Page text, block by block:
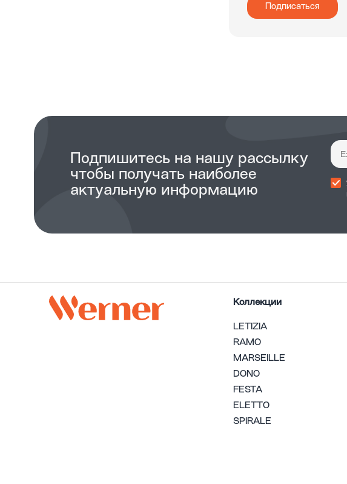
Подписаться
Подпишитесь на нашу рассылку
чтобы получать наиболее
актуальную информацию
Коллекции
LETIZIA
RAMO
MARSEILLE
DONO
FESTA
ELETTO
SPIRALE